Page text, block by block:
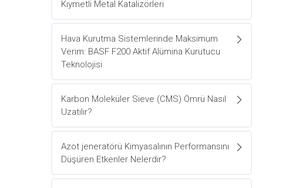
Kıymetli Metal Katalizörleri
Hava Kurutma Sistemlerinde Maksimum
Verim: BASF F200 Aktif Alümina Kurutucu
Teknolojisi
Karbon Moleküler Sieve (CMS) Ömrü Nasıl
Uzatılır?
Azot jeneratörü Kimyasalının Performansını
Düşüren Etkenler Nelerdir?